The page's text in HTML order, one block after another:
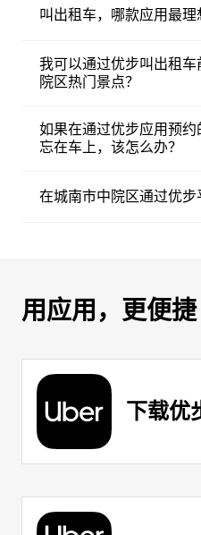
叫出租车，哪款应用最理
我可以通过优步叫出租
院区热门景点？
如果在通过优步应用预
忘在车上，该怎么办？
在城南市中院区通过优步
用应用，更便捷
下载优